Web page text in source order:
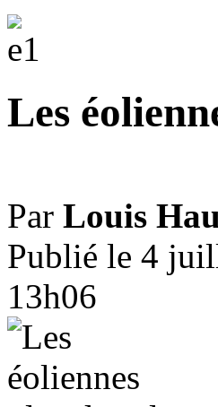
Les
Par Louis
Publié le 4
13h06